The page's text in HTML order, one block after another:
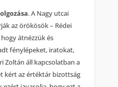
. A Nagy utcai
az örökösök – Rédei
átnézzük és
fénylépeket, iratokat,
Zoltán áll kapcsolatban a
kért az értéktár bizottság